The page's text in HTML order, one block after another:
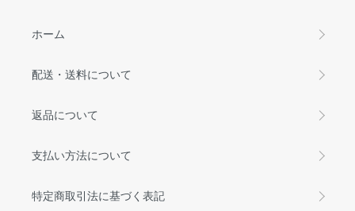
ホーム
配送・送料について
返品について
支払い方法について
特定商取引法に基づく表記